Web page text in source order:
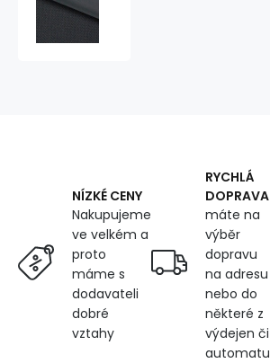
NÍZKÉ CENY
Nakupujeme
ve velkém a
proto
máme s
dodavateli
dobré
vztahy
RYCHLÁ
DOPRAVA
máte na
výběr
dopravu
na adresu
nebo do
některé z
výdejen či
automatu